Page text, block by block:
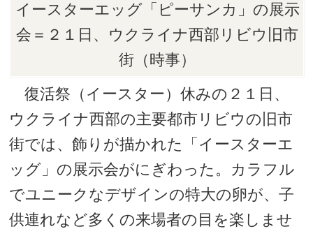
イースターエッグ「ピーサンカ」の展示
会＝２１日、ウクライナ西部リビウ旧市
街（時事）
復活祭（イースター）休みの２１日、
ウクライナ西部の主要都市リビウの旧市
街では、飾りが描かれた「イースターエ
ッグ」の展示会がにぎわった。カラフル
でユニークなデザインの特大の卵が、子
供連れなど多くの来場者の目を楽しませ